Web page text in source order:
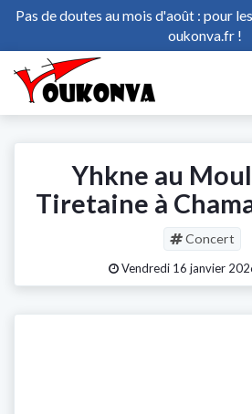
Pas de doutes au mois d'août : pour
oukonva.fr !
Yhkne au
Tiretaine à
Concert
Vendredi 16 janvier